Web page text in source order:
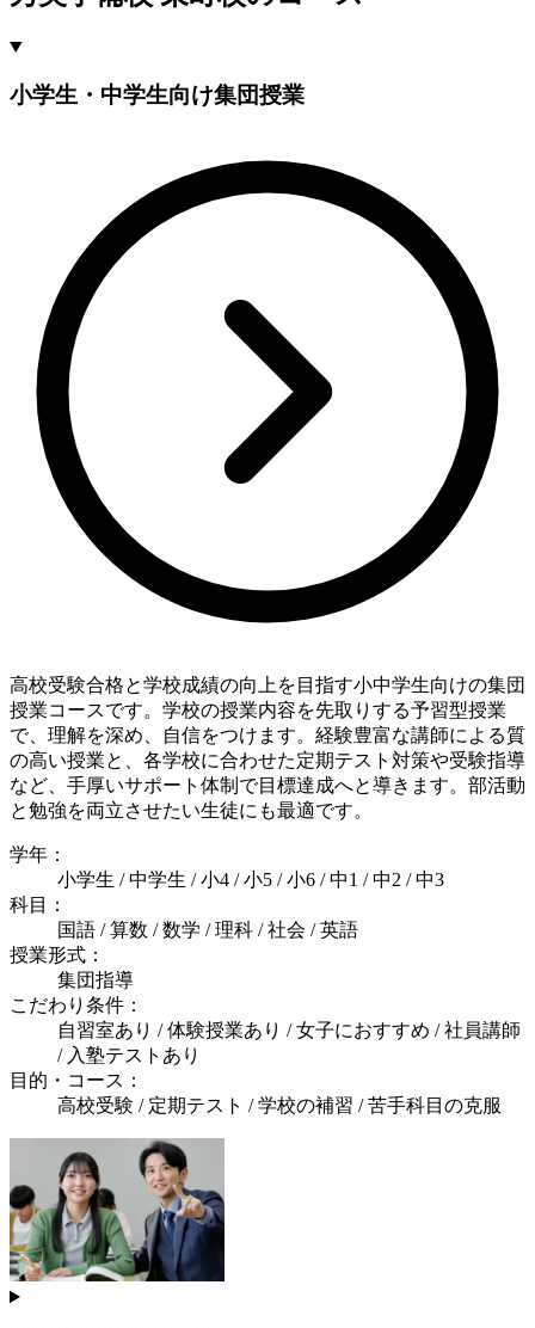
小学生・中学生向け集団授業
高校受験合格と学校成績の向上を目指す小中学生向けの集団
授業コースです。学校の授業内容を先取りする予習型授業
で、理解を深め、自信をつけます。経験豊富な講師による質
の高い授業と、各学校に合わせた定期テスト対策や受験指導
など、手厚いサポート体制で目標達成へと導きます。部活動
と勉強を両立させたい生徒にも最適です。
学年：
小学生 / 中学生 / 小4 / 小5 / 小6 / 中1 / 中2 / 中3
科目：
国語 / 算数 / 数学 / 理科 / 社会 / 英語
授業形式：
集団指導
こだわり条件：
自習室あり / 体験授業あり / 女子におすすめ / 社員講師
/ 入塾テストあり
目的・コース：
高校受験 / 定期テスト / 学校の補習 / 苦手科目の克服